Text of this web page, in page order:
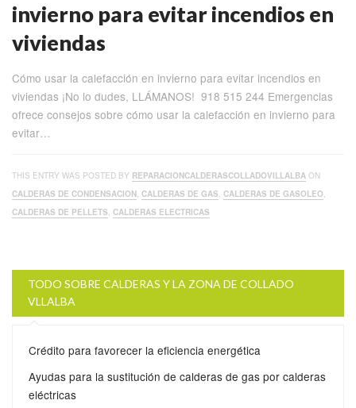
invierno para evitar incendios en
viviendas
Cómo usar la calefacción en invierno para evitar incendios en
viviendas ¡No lo dudes, LLÁMANOS! 918 515 244 Emergencias
ofrece consejos sobre cómo usar la calefacción en invierno para
evitar…
THIS ENTRY WAS POSTED BY REPARACIONCALDERASCOLLADOVILLALBA ON
CALDERAS DE CONDENSACION, CALDERAS DE GAS, CALDERAS DE GASOLEO,
CALDERAS DE PELLETS, CALDERAS ELECTRICAS
TODO SOBRE CALDERAS Y LA ZONA DE COLLADO
VLLALBA
Crédito para favorecer la eficiencia energética
Ayudas para la sustitución de calderas de gas por calderas
eléctricas